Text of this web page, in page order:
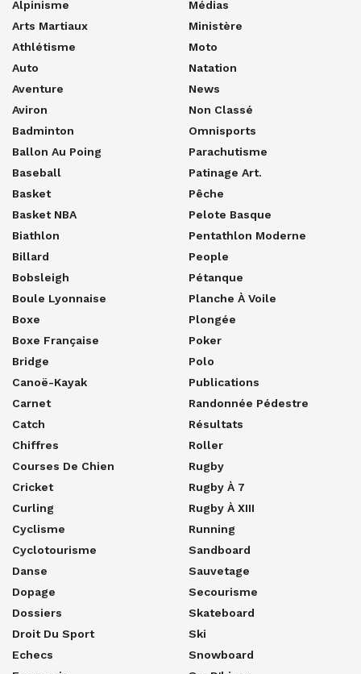
Alpinisme
Arts Martiaux
Athlétisme
Auto
Aventure
Aviron
Badminton
Ballon Au Poing
Baseball
Basket
Basket NBA
Biathlon
Billard
Bobsleigh
Boule Lyonnaise
Boxe
Boxe Française
Bridge
Canoë-Kayak
Carnet
Catch
Chiffres
Courses De Chien
Cricket
Curling
Cyclisme
Cyclotourisme
Danse
Dopage
Dossiers
Droit Du Sport
Echecs
Médias
Ministère
Moto
Natation
News
Non Classé
Omnisports
Parachutisme
Patinage Art.
Pêche
Pelote Basque
Pentathlon Moderne
People
Pétanque
Planche À Voile
Plongée
Poker
Polo
Publications
Randonnée Pédestre
Résultats
Roller
Rugby
Rugby À 7
Rugby À XIII
Running
Sandboard
Sauvetage
Secourisme
Skateboard
Ski
Snowboard